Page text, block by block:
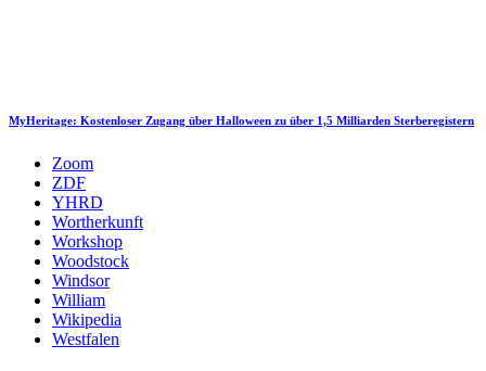
MyHeritage: Kostenloser Zugang über Halloween zu über 1,5 Milliarden Sterberegistern
Zoom
ZDF
YHRD
Wortherkunft
Workshop
Woodstock
Windsor
William
Wikipedia
Westfalen